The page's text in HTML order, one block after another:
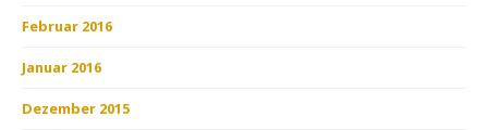
Februar 2016
Januar 2016
Dezember 2015